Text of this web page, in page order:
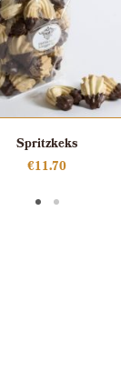
Spritzkeks
€11.70